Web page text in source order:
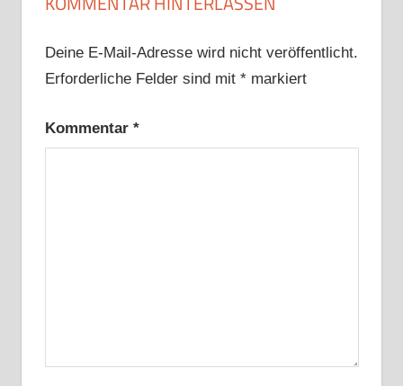
Deine E-Mail-Adresse wird nicht veröffentlicht.
Erforderliche Felder sind mit *markiert
Kommentar *